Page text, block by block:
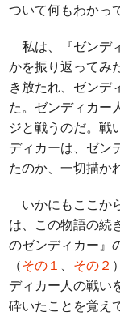
ついて何もわかっ
私は、『ゼンデ
かを振り返ってみ
き放たれ、ゼンデ
た。ゼンディカー
ジと戦うのだ。戦
ディカーは、ゼン
たのか、一切描か
いかにもここか
は、この物語の続
のゼンディカー』
（その１ 、 その２
ディカー人の戦い
砕いたことを覚え